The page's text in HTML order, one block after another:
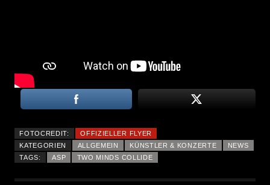
FOTOCREDIT:
OFFIZIELLER FLYER
KATEGORIEN
ALLGEMEIN KÜNSTLER & KONZERTE
NEWS
TAGS:
ASP TWO MINDS COLLIDE